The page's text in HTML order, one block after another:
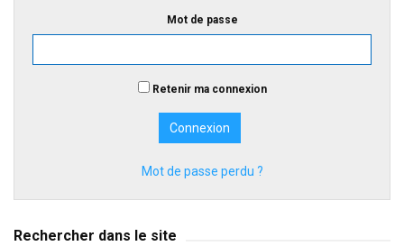
Mot de passe
Retenir ma connexion
Mot de passe perdu ?
Rechercher dans le site